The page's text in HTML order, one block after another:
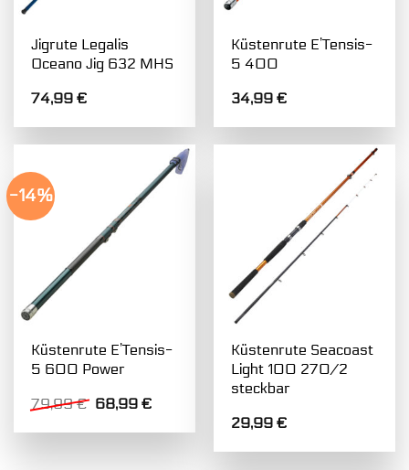
Jigrute Legalis
Oceano Jig 632 MHS
74,99€
Küstenrute E’Tensis-
5 400
34,99€
-14%
Küstenrute E’Tensis-
5 600 Power
79,99€ Ursprünglicher
war:
68,99€Aktueller
ist:
Küstenrute Seacoast
Light 100 270/2
steckbar
29,99€